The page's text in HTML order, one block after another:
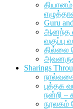
தியானம்,
Guru
ஆனந்த
வகுப்பு
தில்லை
Sharings
புத்தக
நன்றி –
நூலகம்